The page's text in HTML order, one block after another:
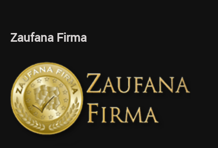
Zaufana Firma